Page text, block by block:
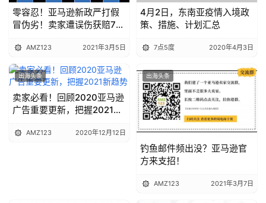
零容忍！亚马逊新政严打假
冒伪劣！卖家遭误伤获赔70
AMZ123 2021年3月5日
4月2日，东南亚疫情入境政
策、措施、计划汇总
7点5度 2020年4月3日
出海头条
卖家必看！回顾2020亚马逊
广告重要更新，把握2021新
AMZ123 2020年12月12日
出海头条
钓鱼邮件频出没？亚马逊官
方来支招！
AMZ123 2021年3月7日